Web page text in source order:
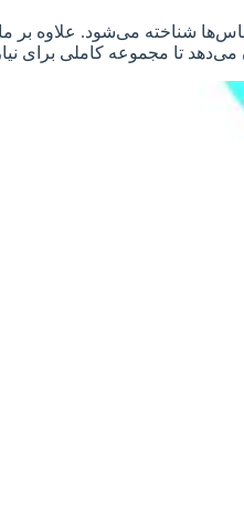
شناخته می‌شود. علاوه
تا مجموعه کاملی برای